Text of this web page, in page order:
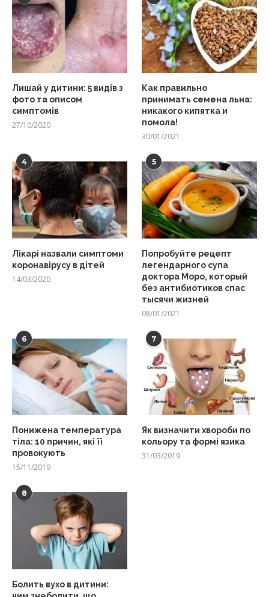
Лишай у дитини: 5 видів з
фото та описом
симптомів
27/10/2020
Как правильно
принимать семена льна:
никакого кипятка и
помола!
30/01/2021
4
Лікарі назвали симптоми
коронавірусу в дітей
14/03/2020
5
Попробуйте рецепт
легендарного супа
доктора Моро, который
без антибиотиков спас
тысячи жизней
08/01/2021
6
Понижена температура
тіла: 10 причин, які її
провокують
15/11/2019
7
Як визначити хвороби по
кольору та формі язика
31/03/2019
8
Болить вухо в дитини: